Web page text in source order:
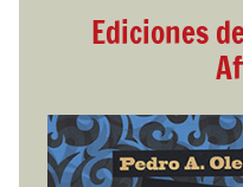
Ediciones